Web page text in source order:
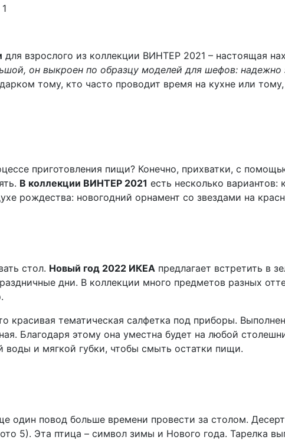
для взрослого из коллекции ВИНТЕР 2021 – настоящая
он выкроен по образцу моделей для шефов: надежно
тому, кто часто проводит время на кухне или
приготовления пищи? Конечно, прихватки, с
В коллекции ВИНТЕР 2021 есть несколько вариантов:
рождества: новогодний орнамент со звездами на
стол. Новый год 2022 ИКЕА предлагает встретить в
дни. В коллекции много предметов разных
красивая тематическая салфетка под приборы.
Благодаря этому она уместна будет на любой
воды и мягкой губки, чтобы смыть остатки пищи.
один повод больше времени провести за столом.
5). Эта птица – символ зимы и Нового года. Тарелка